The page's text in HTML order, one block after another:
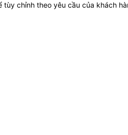
chỉnh theo yêu cầu của khách